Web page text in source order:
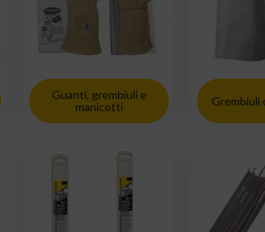
Guanti, grembiuli e
manicotti
Grembiuli